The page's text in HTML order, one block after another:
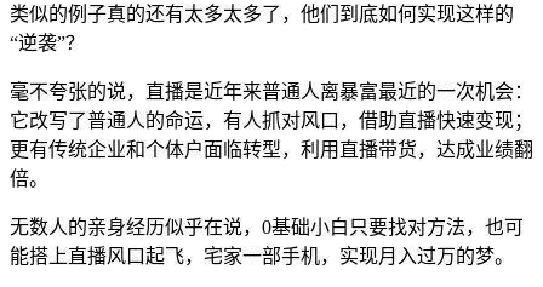
类似的例子真的还有太多太多了，他们到底如何实现这样的
“逆袭”？
毫不夸张的说，直播是近年来普通人离暴富最近的一次机会：
它改写了普通人的命运，有人抓对风口，借助直播快速变现；
更有传统企业和个体户面临转型，利用直播带货，达成业绩翻
倍。
无数人的亲身经历似乎在说，0基础小白只要找对方法，也可
能搭上直播风口起飞，宅家一部手机，实现月入过万的梦。